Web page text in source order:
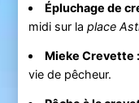
Épluchage de
midi sur la place
Mieke Crevette :
vie de pêcheur.